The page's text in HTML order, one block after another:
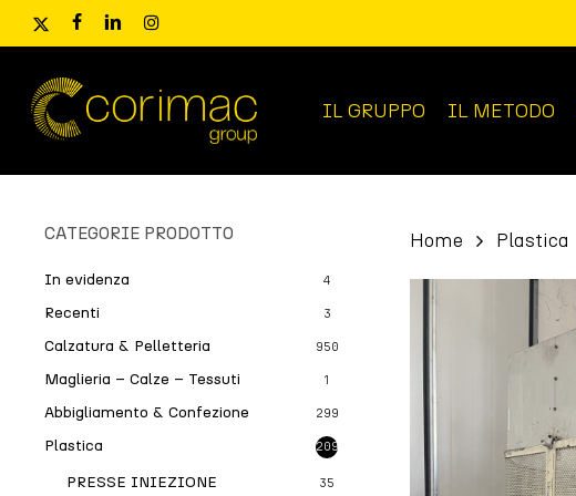
Skip
content
x-
facebooklinkedininstagram
Ricerca
prodotti
IL GRUPPO IL METODO
CATEGORIE PRODOTTO
In evidenza 4
Recenti 3
Calzatura & Pelletteria 950
Maglieria – Calze – Tessuti 1
Abbigliamento & Confezione 299
Plastica 209
PRESSE INIEZIONE 35
Home Plastica